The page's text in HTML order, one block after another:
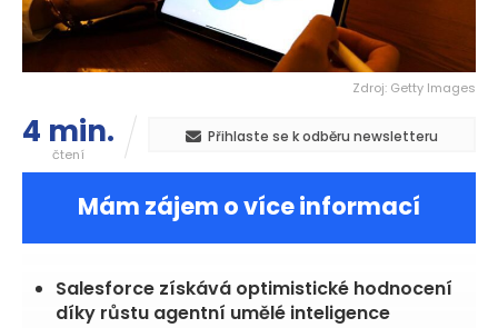
Zdroj: Getty Images
4 min.
čtení
Přihlaste se k odběru newsletteru
Mám zájem o více informací
Salesforce získává optimistické hodnocení
díky růstu agentní umělé inteligence